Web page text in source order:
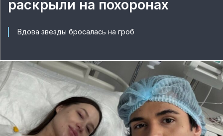
раскрыли на похоронах
Вдова звезды бросалась на гроб